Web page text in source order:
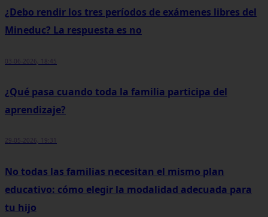
¿Debo rendir los tres períodos de exámenes libres del
Mineduc? La respuesta es no
03-06-2026, 18:45
¿Qué pasa cuando toda la familia participa del
aprendizaje?
29-05-2026, 19:31
No todas las familias necesitan el mismo plan
educativo: cómo elegir la modalidad adecuada para
tu hijo